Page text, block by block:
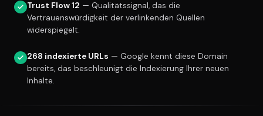
Trust Flow 12 — Qualitätssignal, das die
Vertrauenswürdigkeit der verlinkenden Quellen
widerspiegelt.
268 indexierte URLs — Google kennt diese Domain
bereits, das beschleunigt die Indexierung Ihrer neuen
Inhalte.